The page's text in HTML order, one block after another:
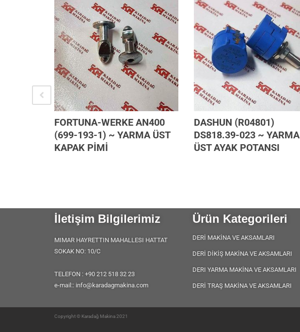
FORTUNA-WERKE AN400
(699-193-1) ~ YARMA ÜST
KAPAK PİMİ
DASHUN (R04801)
DS818.39-023 ~ YARMA
ÜST AYAK POTANSI
İletişim Bilgilerimiz
MIMAR HAYRETTIN MAHALLESI HATTAT
SOKAK NO: 10/C
TELEFON : +90 212 518 32 23
e-mail:: info@karadagmakina.com
Ürün Kategorileri
DERİ MAKİNA VE AKSAMLARI
DERİ DİKİŞ MAKİNA VE AKSAMLARI
DERI YARMA MAKİNA VE AKSAMLARI
DERİ TRAŞ MAKİNA VE AKSAMLARI
Copyright © Karadağ Makina 2021